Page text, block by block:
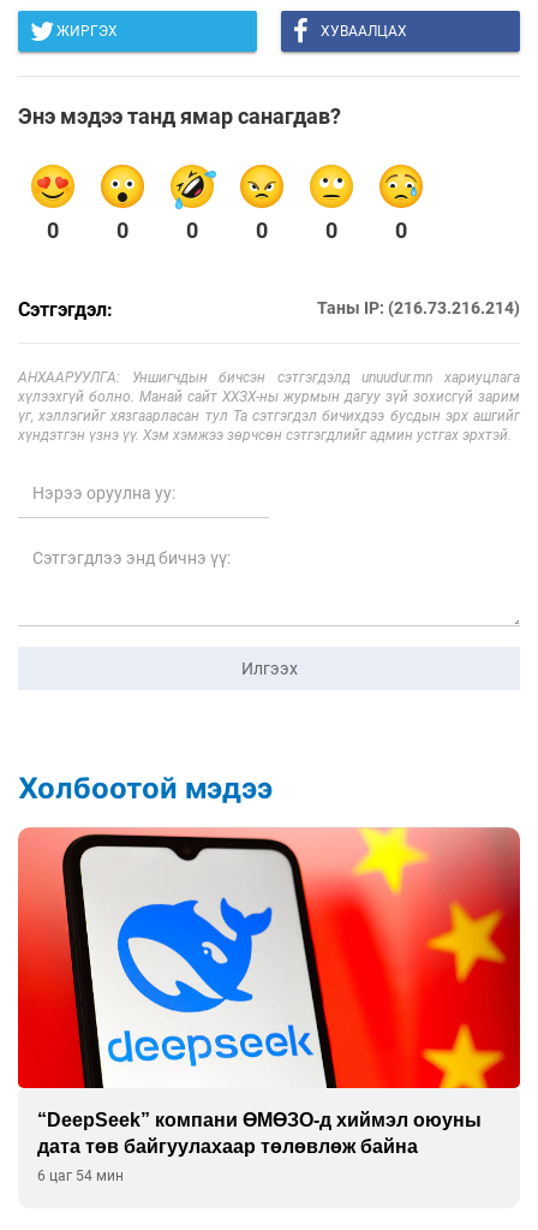
ЖИРГЭХ ХУВААЛЦАХ
Энэ мэдээ танд ямар санагдав?
0 0 0 0 0 0
Сэтгэгдэл: Таны IP: (216.73.216.214)
АНХААРУУЛГА: Уншигчдын бичсэн сэтгэгдэлд unuudur.mn хариуцлага
хүлээхгүй болно. Манай сайт ХХЗХ-ны журмын дагуу зүй зохисгүй зарим
үг, хэллэгийг хязгаарласан тул Та сэтгэгдэл бичихдээ бусдын эрх ашгийг
хүндэтгэн үзнэ үү. Хэм хэмжээ зөрчсөн сэтгэгдлийг админ устгах эрхтэй.
Илгээх
Холбоотой мэдээ
Дашчойлин хийд жуулчдад зориулсан тусгай
үйлчилгээ үзүүлж эхэлжээ
6 цаг 54 мин